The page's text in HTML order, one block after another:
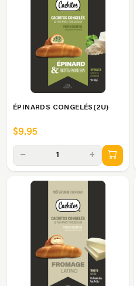
ÉPINARDS CONGELÉS(2U)
$9.95
− 1 +